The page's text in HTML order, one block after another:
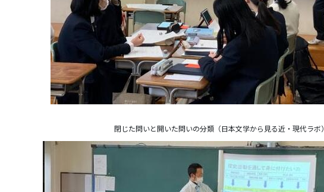
閉じた問いと開いた問いの分類（日本文学から見る近・現代ラボ）